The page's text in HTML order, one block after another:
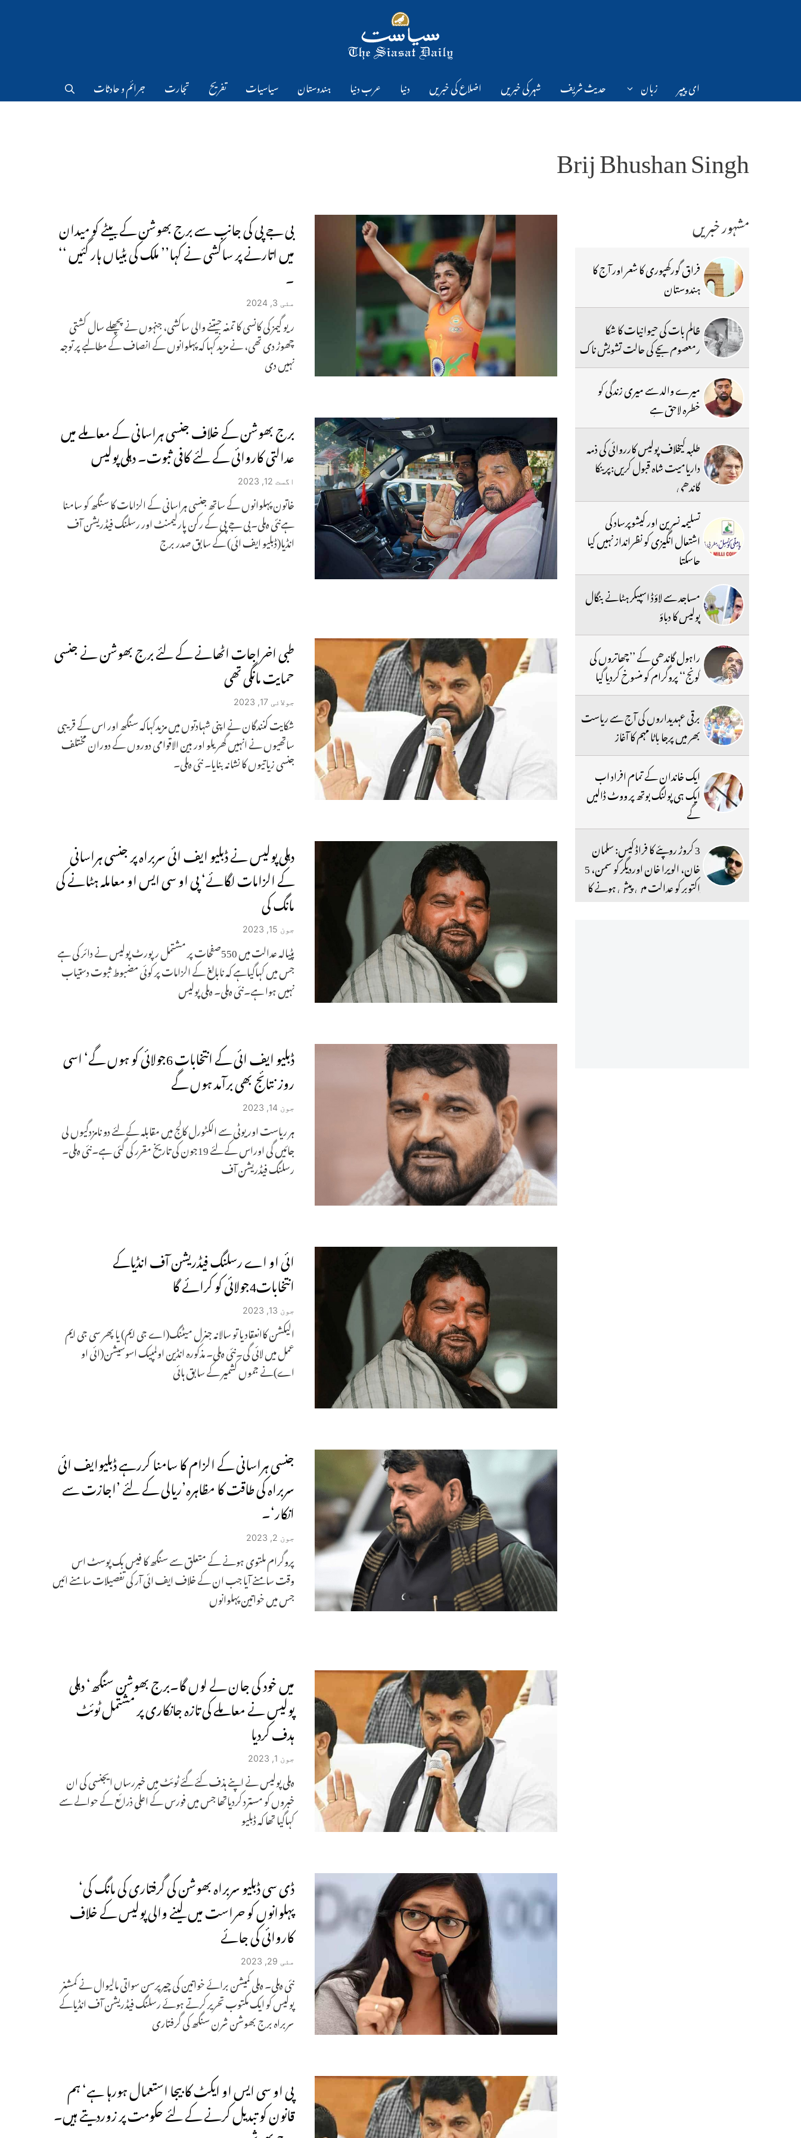
ای پیپر زبان حدیث شریف شہر کی خبریں اضلاع کی خبریں دنیا عرب دنیا ہندوستان سیاسیات تفریح تجارت جرائم و حادثات
Brij Bhushan Singh
بی جے پی کی جانب سے برج بھوشن کے بیٹے کو میدان
میں اتارنے پر ساکشی نے کہا’’ ملک کی بٹیاں ہار گئیں ‘‘
۔
مئی 3, 2024
ریو گیمز کی کانسی کا تمغہ جیتنے والی ساکشی، جنہوں نے پچھلے سال کشتی
چھوڑ دی تھی، نے مزید کہا کہ پہلوانوں کے انصاف کے مطالبے پر توجہ
نہیں دی
برج بھوشن کے خلاف جنسی ہراسانی کے معاملے میں
عدالتی کاروائی کے لئے کافی ثبوت۔ دہلی پولیس
اگست 12, 2023
خاتون پہلوانوں کے ساتھ جنسی ہراسانی کے الزامات کا سنگھ کو سامنا
ہےنئی دہلی۔بی جے پی کے رکن پارلیمنٹ اور رسلنگ فیڈریشن آف
انڈیا(ڈبلیو ایف ائی) کے سابق صدر برج
طبی اخراجات اٹھانے کے لئے برج بھوشن نے جنسی
حمایت مانگی تھی
جولائی 17, 2023
شکایت کنندگان نے اپنی شہادتوں میں مزیدکہاکہ سنگھ اور اس کے قریبی
ساتھیوں نے انہیں گھریلو اور بین الاقوامی دوروں کے دوران مختلف
جنسی زیاتیوں کا نشانہ بنایا۔ نئی دہلی۔
دہلی پولیس نے ڈبلیو ایف ائی سربراہ پر جنسی ہراسانی
کے الزامات لگائے‘ پی او سی ایس او معاملہ ہٹانے کی
مانگ کی
جون 15, 2023
پٹیالہ عدالت میں 550صفحات پر مشتمل رپورٹ پولیس نے دائر کی ہے
جس میں کہاگیاہے کہ نابالغ کے الزامات پر کوئی مضبوط ثبوت دستیاب
نہیں ہوا ہے۔نئی دہلی۔ دہلی پولیس
ڈبلیو ایف ائی کے انتخابات 6جولائی کو ہوں گے‘ اسی
روز نتائج بھی برآمد ہوں گے
جون 14, 2023
ہر ریاست اور یوٹی سے الکٹورل کالج میں مقابلہ کے لئے دو نامزدگیوں لی
جائیں گی اوراس کے لئے 19جون کی تاریخ مقرر کی گئی ہے۔نئی دہلی۔
رسلنگ فیڈریشن آف
ائی او اے رسلنگ فیڈریشن آف انڈیاکے
انتخابات4جولائی کو کرائے گا
جون 13, 2023
الیکشن کاانعقاد یا تو سالانہ جنرل میٹنگ(اے جی ایم) یا پھر سی جی ایم
عمل میں لائی گی۔نئی دہلی۔ مذکورہ انڈین اولمپیک اسوسیشن(ائی او
اے)نے جموں کشمیر کے سابق ہائی
جنسی ہراسانی کے الزام کا سامنا کررہے ڈبلیوایف ائی
سربراہ کی طاقت کا مظاہرہ’ریالی کے لئے ’اجازت سے
انکار‘۔
جون 2, 2023
پروگرام ملتوی ہونے کے متعلق سے سنگھ کا فیس بک پوسٹ اس
وقت سامنے آیا جب ان کے خلاف ایف ائی آر کی تفصیلات سامنے ائیں
جس میں خواتین پہلوانوں
میں خود کی جان لے لوں گا۔برج بھوشن سنگھ‘ دہلی
پولیس نے معاملے کی تازہ جانکاری پر مشتمل ٹوئٹ
ہدف کردیا
جون 1, 2023
دہلی پولیس نے اپنے ہذف کئے گئے ٹوئٹ میں خبررساں ایجنسی کی ان
خبروں کو مسترد کردیاتھا جس میں فورس کے اعلی ذرائع کے حوالے سے
کہاگیا تھا کہ ڈبلیو
ڈی سی ڈبلیو سربراہ بھوشن کی گرفتاری کی مانگ کی‘
پہلوانوں کو حراست میں لینے والی پولیس کے خلاف
کاروائی کی جائے
مئی 29, 2023
نئی دہلی۔ دہلی کمیشن برائے خواتین کی چیرپرسن سواتی مالیوال نے کمشنر
پولیس کو ایک مکتوب تحریر کرتے ہوئے رسلنگ فیڈریشن آف انڈیاکے
سربراہ برج بھوشن شرن سنگھ کی گرفتاری
پی او سی ایس او ایکٹ کابیجا استعمال ہورہا ہے‘ ہم
قانون کو تبدیل کرنے کے لئے حکومت پر زوردیتے ہیں۔
مشہور خبریں
فراق گورکھپوری کا شعر اور آج کا
ہندوستان
ظالم بات کی حیوانیات کا شکا
رمعصوم بچے کی حالت تشویش ناک
میرے والد سے میری زندگی کو
خطرہ لاحق ہے
طلبہ کیخلاف پولیس کارروائی کی ذمہ
داریامیت شاہ قبول کریں:پرینکا
گاندھی
تسلیمہ نسرین اور کیشوپرساد کی
اشتعال انگیزی کو نظرانداز نہیں کیا
جاسکتا
مساجد سے لاؤڈ اسپیکر ہٹانے بنگال
پولیس کا دباؤ
راہول گاندھی کے ’’چھاتروں کی
گونج‘‘ پروگرام کو منسوخ کردیا گیا
برقی عہدیداروں کی آج سے ریاست
بھر میں پرجا باٹا مہم کا آغاز
ایک خاندان کے تمام افراد اب
ایک ہی پولنگ بوتھ پر ووٹ ڈالیں
گے
3 کروڑ روپئے کا فراڈ کیس: سلمان
خان، الویرا خان اوردیگر کو سمن، 5
اکتوبر کو عدالت میں پیش ہونے کا